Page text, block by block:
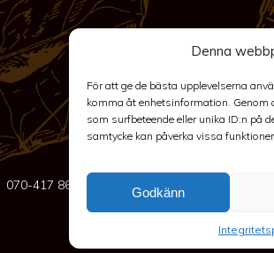
Denna
För att ge de bästa upplevelserna
komma åt enhetsinformation. Genom
som surfbeteende eller unika ID:n på
samtycke kan påverka vissa
Godkänn
070-417 86 70 spakarp@outlook.com